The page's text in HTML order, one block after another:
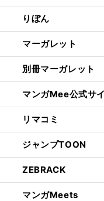
りぼん
マーガレット
別冊マーガレット
マンガMee公式サ
リマコミ
ジャンプTOON
ZEBRACK
マンガMeets